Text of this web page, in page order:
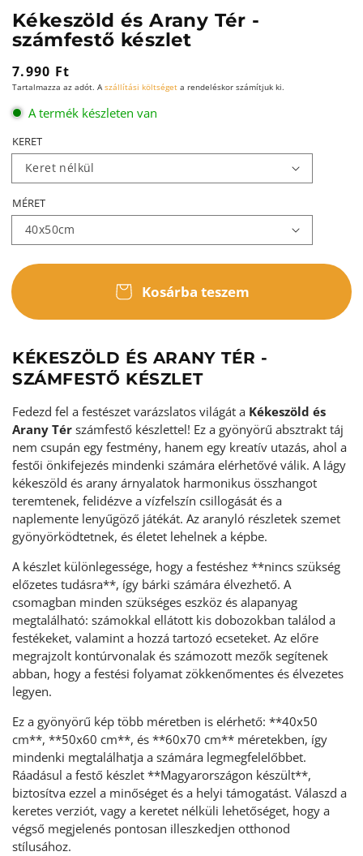
Kékeszöld és Arany Tér -
számfestő készlet
Normál
ár
7.990 Ft
Tartalmazza az adót. A szállítási költséget a rendeléskor számítjuk ki.
A termék készleten van
KERET
MÉRET
Kosárba teszem
KÉKESZÖLD ÉS ARANY TÉR -
SZÁMFESTŐ KÉSZLET
Fedezd fel a festészet varázslatos világát a Kékeszöld és
Arany Tér számfestő készlettel! Ez a gyönyörű absztrakt táj
nem csupán egy festmény, hanem egy kreatív utazás, ahol a
festői önkifejezés mindenki számára elérhetővé válik. A lágy
kékeszöld és arany árnyalatok harmonikus összhangot
teremtenek, felidézve a vízfelszín csillogását és a
naplemente lenyűgöző játékát. Az aranyló részletek szemet
gyönyörködtetnek, és életet lehelnek a képbe.
A készlet különlegessége, hogy a festéshez **nincs szükség
előzetes tudásra**, így bárki számára élvezhető. A
csomagban minden szükséges eszköz és alapanyag
megtalálható: számokkal ellátott kis dobozokban találod a
festékeket, valamint a hozzá tartozó ecseteket. Az előre
megrajzolt kontúrvonalak és számozott mezők segítenek
abban, hogy a festési folyamat zökkenőmentes és élvezetes
legyen.
Ez a gyönyörű kép több méretben is elérhető: **40x50
cm**, **50x60 cm**, és **60x70 cm** méretekben, így
mindenki megtalálhatja a számára legmegfelelőbbet.
Ráadásul a festő készlet **Magyarországon készült**,
biztosítva ezzel a minőséget és a helyi támogatást. Válaszd a
keretes verziót, vagy a keretet nélküli lehetőséget, hogy a
végső megjelenés pontosan illeszkedjen otthonod
stílusához.